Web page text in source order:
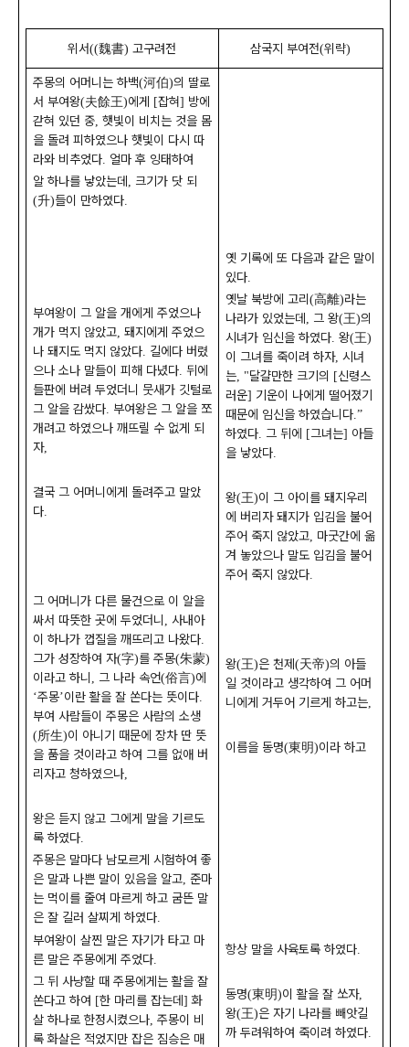
위서((魏書)고구려전 삼국지 부여전(위략)
주몽의 어머니는 하백(河伯)의 딸로
서 부여왕(夫餘王)에게 [잡혀] 방에
갇혀 있던 중, 햇빛이 비치는 것을 몸
을 돌려 피하였으나 햇빛이 다시 따
라와 비추었다. 얼마 후 잉태하여
알 하나를 낳았는데 , 크기가 닷 되
(升)들이 만하였다.
부여왕이 그 알을 개에게 주었으나
개가 먹지 않았고, 돼지에게 주었으
나 돼지도 먹지 않았다. 길에다 버렸
으나 소나 말들이 피해 다녔다. 뒤에
들판에 버려 두었더니 뭇새가 깃털로
그 알을 감쌌다. 부여왕은 그 알을 쪼
개려고 하였으나 깨뜨릴 수 없게 되
자,
결국 그 어머니에게 돌려주고 말았
다.
그 어머니가 다른 물건으로 이 알을
싸서 따뜻한 곳에 두었더니
사내아
이 하나가 껍질을 깨뜨리고 나왔다.
그가 성장하여 자(字)를 주몽(朱蒙)
이라고 하니 그 나라 속언(俗言)에
‘주몽’이란 활을 잘 쏜다는 뜻이다.
부여 사람들이 주몽은 사람의 소생
(所生)이 아니기 때문에 장차 딴 뜻
을 품을 것이라고 하여 그를 없애 버
리자고 청하였으나,
왕은 듣지 않고 그에게 말을 기르도
록 하였다.
주몽은 말마다 남모르게 시험하여 좋
은 말과 나쁜 말이 있음을 알고, 준마
는 먹이를 줄여 마르게 하고 굼뜬 말
은 잘 길러 살찌게 하였다.
부여왕이 살찐 말은 자기가 타고 마
른 말은 주몽에게 주었다.
그 뒤 사냥할 때 주몽에게는 활을 잘
쏜다고 하여 [한 마리를 잡는데 ]화
살 하나로 한정시켰으나, 주몽이 비
록 화살은 적었지만 잡은 짐승은 매
옛 기록에 또 다음과 같은 말이
있다.
옛날 북방에 고리 (高離)라는
나라가 있었는데 , 그 왕(王)의
시녀가 임신을 하였다. 왕(王)
이 그녀를 죽이려 하자, 시녀
는, "달걀만한 크기의 [신령스
러운] 기운이 나에게 떨어졌기
때문에 임신을 하였습니다.”
하였다. 그 뒤에 [그녀는] 아들
을 낳았다.
왕(王)이 그 아이를 돼지우리
에 버리자 돼지가 입김을 불어
주어 죽지 않았고, 마굿간에 옮
겨 놓았으나 말도 입김을 불어
주어 죽지 않았다.
왕(王)은 천제 (天帝)의 아들
일 것이라고 생각하여 그 어머
니에게 거두어 기르게 하고는,
이름을 동명(東明)이라 하고
항상 말을 사육토록 하였다.
동명(東明)이 활을 잘 쏘자,
왕(王)은 자기 나라를 빼앗길
까 두려워하여 죽이려 하였다.